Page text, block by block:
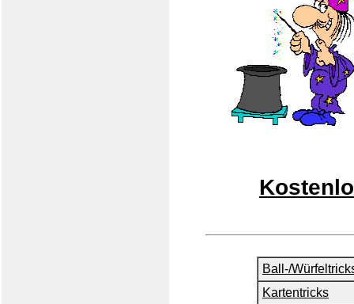
Ball-/
Kartentricks